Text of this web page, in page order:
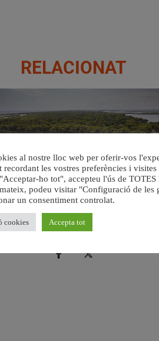
RELACIONAT
retira prop de 15.000 litres de residus de la
Devesa durant el mes de juliol
6 agost, 2026
al nostre lloc web per oferir-vos
recordant les vostres preferències i visites
ho tot", accepteu l'ús de TOTES
podeu visitar "Configuració de les
un consentiment controlat.
cookies Accepta tot